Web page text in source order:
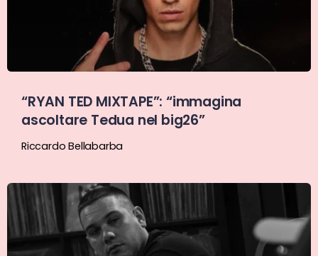
“RYAN TED MIXTAPE”: “immagina
ascoltare Tedua nel big26”
Riccardo Bellabarba